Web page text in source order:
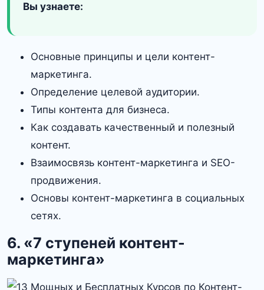
Вы узнаете:
Основные принципы и цели контент-
маркетинга.
Определение целевой аудитории.
Типы контента для бизнеса.
Как создавать качественный и полезный
контент.
Взаимосвязь контент-маркетинга и SEO-
продвижения.
Основы контент-маркетинга в социальных
сетях.
6. «7 ступеней контент-
маркетинга»